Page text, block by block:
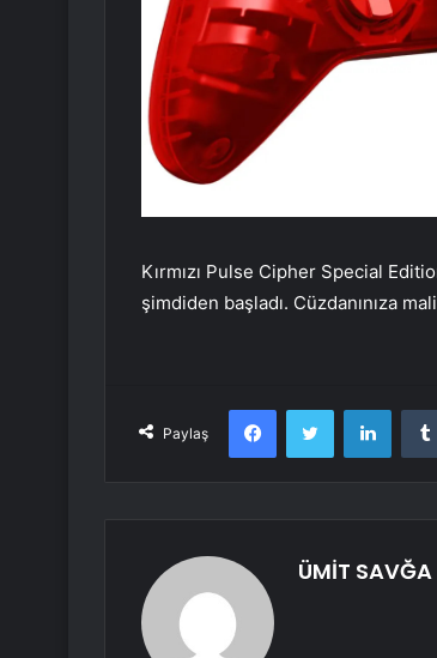
Kırmızı Pulse Cipher Special
şimdiden başladı. Cüzdanınıza
Paylaş
FacebookTwitter
ÜMİT SAVĞA